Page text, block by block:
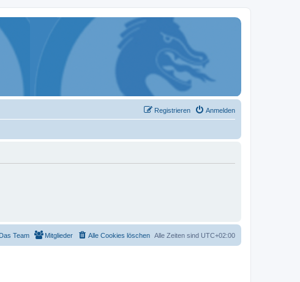
Anmelden
Registrieren
Alle Zeiten sind UTC+02:00
Alle Cookies löschen
Mitglieder
Das Team